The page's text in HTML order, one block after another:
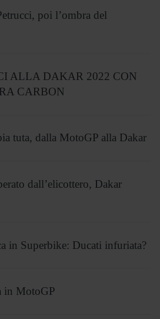
poi l’ombra del
ALLA DAKAR 2022 CON
CARBON
tuta, dalla MotoGP alla Dakar
dall’elicottero, Dakar
in Superbike: Ducati infuriata?
in MotoGP